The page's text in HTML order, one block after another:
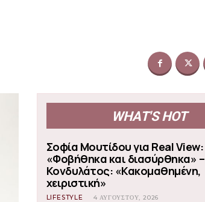
WHAT'S HOT
Σοφία Μουτίδου για Real View:
«Φοβήθηκα και διασύρθηκα» –
Κονδυλάτος: «Κακομαθημένη,
χειριστική»
LIFESTYLE 4 ΑΥΓΟΎΣΤΟΥ, 2026